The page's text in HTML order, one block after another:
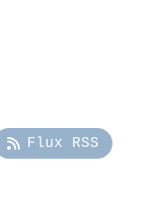
Flux RSS